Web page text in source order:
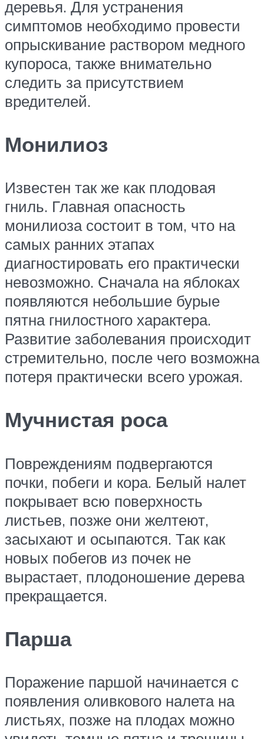
деревья. Для устранения
симптомов необходимо провести
опрыскивание раствором медного
купороса, также внимательно
следить за присутствием
вредителей.
Монилиоз
Известен так же как плодовая
гниль. Главная опасность
монилиоза состоит в том, что на
самых ранних этапах
диагностировать его практически
невозможно. Сначала на яблоках
появляются небольшие бурые
пятна гнилостного характера.
Развитие заболевания происходит
стремительно, после чего возможна
потеря практически всего урожая.
Мучнистая роса
Повреждениям подвергаются
почки, побеги и кора. Белый налет
покрывает всю поверхность
листьев, позже они желтеют,
засыхают и осыпаются. Так как
новых побегов из почек не
вырастает, плодоношение дерева
прекращается.
Парша
Поражение паршой начинается с
появления оливкового налета на
листьях, позже на плодах можно